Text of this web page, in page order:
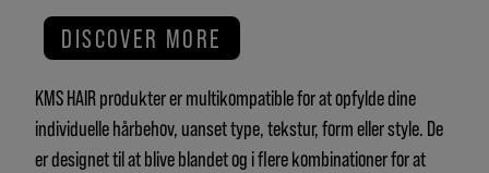
DISCOVER MORE
KMS HAIR produkter er multikompatible for at opfylde dine
individuelle hårbehov, uanset type, tekstur, form eller style. De
er designet til at blive blandet og i flere kombinationer for at